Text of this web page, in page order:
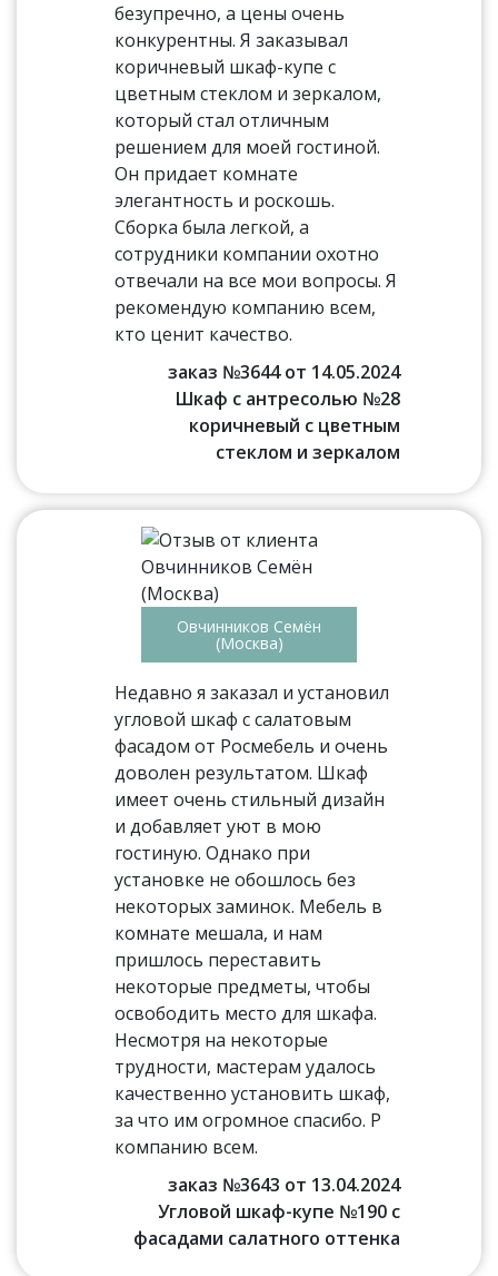
безупречно, а цены очень
конкурентны. Я заказывал
коричневый шкаф-купе с
цветным стеклом и зеркалом,
который стал отличным
решением для моей гостиной.
Он придает комнате
элегантность и роскошь.
Сборка была легкой, а
сотрудники компании охотно
отвечали на все мои вопросы. Я
рекомендую компанию всем,
кто ценит качество.
заказ №3644 от 14.05.2024
Шкаф с антресолью №28
коричневый с цветным
стеклом и зеркалом
Овчинников Семён
(Москва)
Недавно я заказал и установил
угловой шкаф с салатовым
фасадом от Росмебель и очень
доволен результатом. Шкаф
имеет очень стильный дизайн
и добавляет уют в мою
гостиную. Однако при
установке не обошлось без
некоторых заминок. Мебель в
комнате мешала, и нам
пришлось переставить
некоторые предметы, чтобы
освободить место для шкафа.
Несмотря на некоторые
трудности, мастерам удалось
качественно установить шкаф,
за что им огромное спасибо. Р
компанию всем.
заказ №3643 от 13.04.2024
Угловой шкаф-купе №190 с
фасадами салатного оттенка